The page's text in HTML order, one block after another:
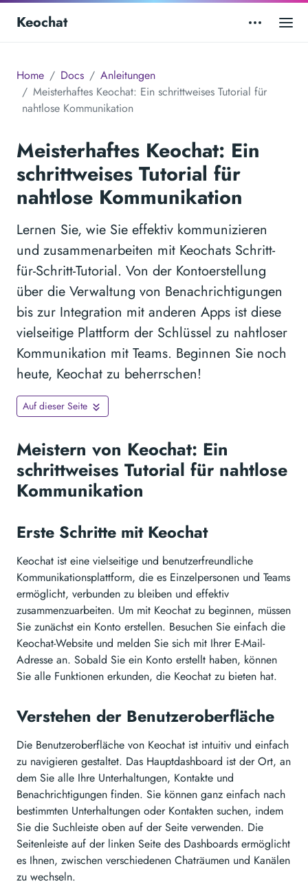
Keochat
Home Docs
Anleitungen
Meisterhaftes Keochat: Ein schrittweises Tutorial für
nahtlose Kommunikation
Meisterhaftes Keochat: Ein
schrittweises Tutorial für
nahtlose Kommunikation
Lernen Sie, wie Sie effektiv kommunizieren
und zusammenarbeiten mit Keochats Schritt-
für-Schritt-Tutorial. Von der Kontoerstellung
über die Verwaltung von Benachrichtigungen
bis zur Integration mit anderen Apps ist diese
vielseitige Plattform der Schlüssel zu nahtloser
Kommunikation mit Teams. Beginnen Sie noch
heute, Keochat zu beherrschen!
Auf dieser Seite
Meistern von Keochat: Ein
schrittweises Tutorial für nahtlose
Kommunikation
Erste Schritte mit Keochat
Keochat ist eine vielseitige und benutzerfreundliche
Kommunikationsplattform, die es Einzelpersonen und Teams
ermöglicht, verbunden zu bleiben und effektiv
zusammenzuarbeiten. Um mit Keochat zu beginnen, müssen
Sie zunächst ein Konto erstellen. Besuchen Sie einfach die
Keochat-Website und melden Sie sich mit Ihrer E-Mail-
Adresse an. Sobald Sie ein Konto erstellt haben, können
Sie alle Funktionen erkunden, die Keochat zu bieten hat.
Verstehen der Benutzeroberfläche
Die Benutzeroberfläche von Keochat ist intuitiv und einfach
zu navigieren gestaltet. Das Hauptdashboard ist der Ort, an
dem Sie alle Ihre Unterhaltungen, Kontakte und
Benachrichtigungen finden. Sie können ganz einfach nach
bestimmten Unterhaltungen oder Kontakten suchen, indem
Sie die Suchleiste oben auf der Seite verwenden. Die
Seitenleiste auf der linken Seite des Dashboards ermöglicht
es Ihnen, zwischen verschiedenen Chaträumen und Kanälen
zu wechseln.